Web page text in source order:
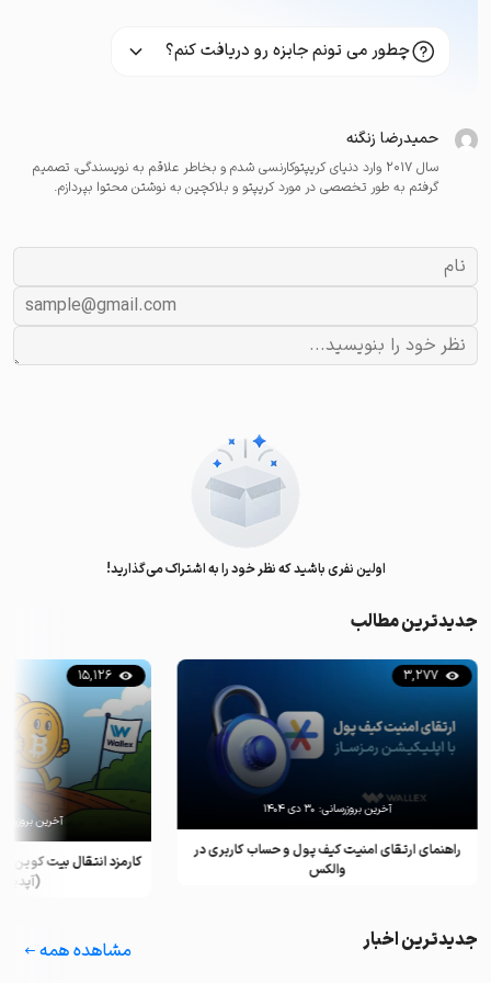
چطور می تونم جایزه رو دریافت کنم؟
حمیدرضا زنگنه
سال ۲۰۱۷ وارد دنیای کریپتوکارنسی شدم و بخاطر علاقم به نویسندگی، تصمیم
گرفتم به طور تخصصی در مورد کریپتو و بلاکچین به نوشتن محتوا بپردازم.
اولین نفری باشید که نظر خود را به اشتراک می‌گذارید!
جدیدترین مطالب
راهنمای ارتقای امنیت کیف پول و حساب کاربری در
والکس
3,277
آخرین بروزرسانی: ۳۰ دی ۱۴۰۴
کارمزد انتقال بیت کوین
(آپدیت
15,126
آخرین
جدیدترین اخبار مشاهده همه